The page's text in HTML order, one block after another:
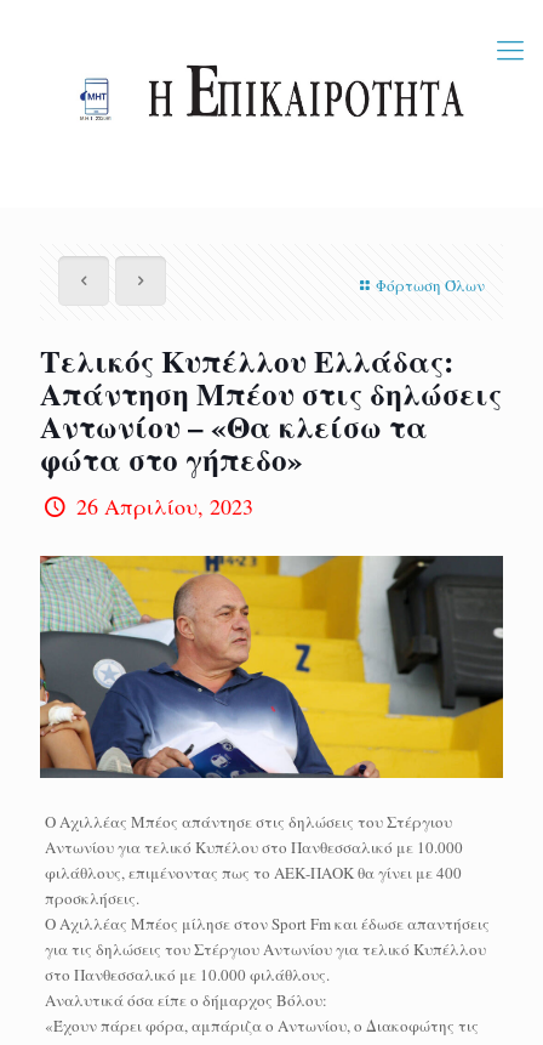
Φόρτωση Όλων
Τελικός Κυπέλλου Ελλάδας:
Απάντηση Μπέου στις δηλώσεις
Αντωνίου – «Θα κλείσω τα
φώτα στο γήπεδο»
26 Απριλίου, 2023
Ο Αχιλλέας Μπέος απάντησε στις δηλώσεις του Στέργιου
Αντωνίου για τελικό Κυπέλου στο Πανθεσσαλικό με 10.000
φιλάθλους, επιμένοντας πως το ΑΕΚ-ΠΑΟΚ θα γίνει με 400
προσκλήσεις.
Ο Αχιλλέας Μπέος μίλησε στον Sport Fm και έδωσε απαντήσεις
για τις δηλώσεις του Στέργιου Αντωνίου για τελικό Κυπέλλου
στο Πανθεσσαλικό με 10.000 φιλάθλους.
Αναλυτικά όσα είπε ο δήμαρχος Βόλου:
«Έχουν πάρει φόρα, αμπάριζα ο Αντωνίου, ο Διακοφώτης τις